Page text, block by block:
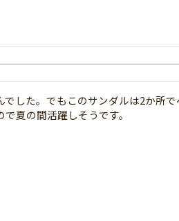
した。でもこのサンダルは2か所で
夏の間活躍しそうです。